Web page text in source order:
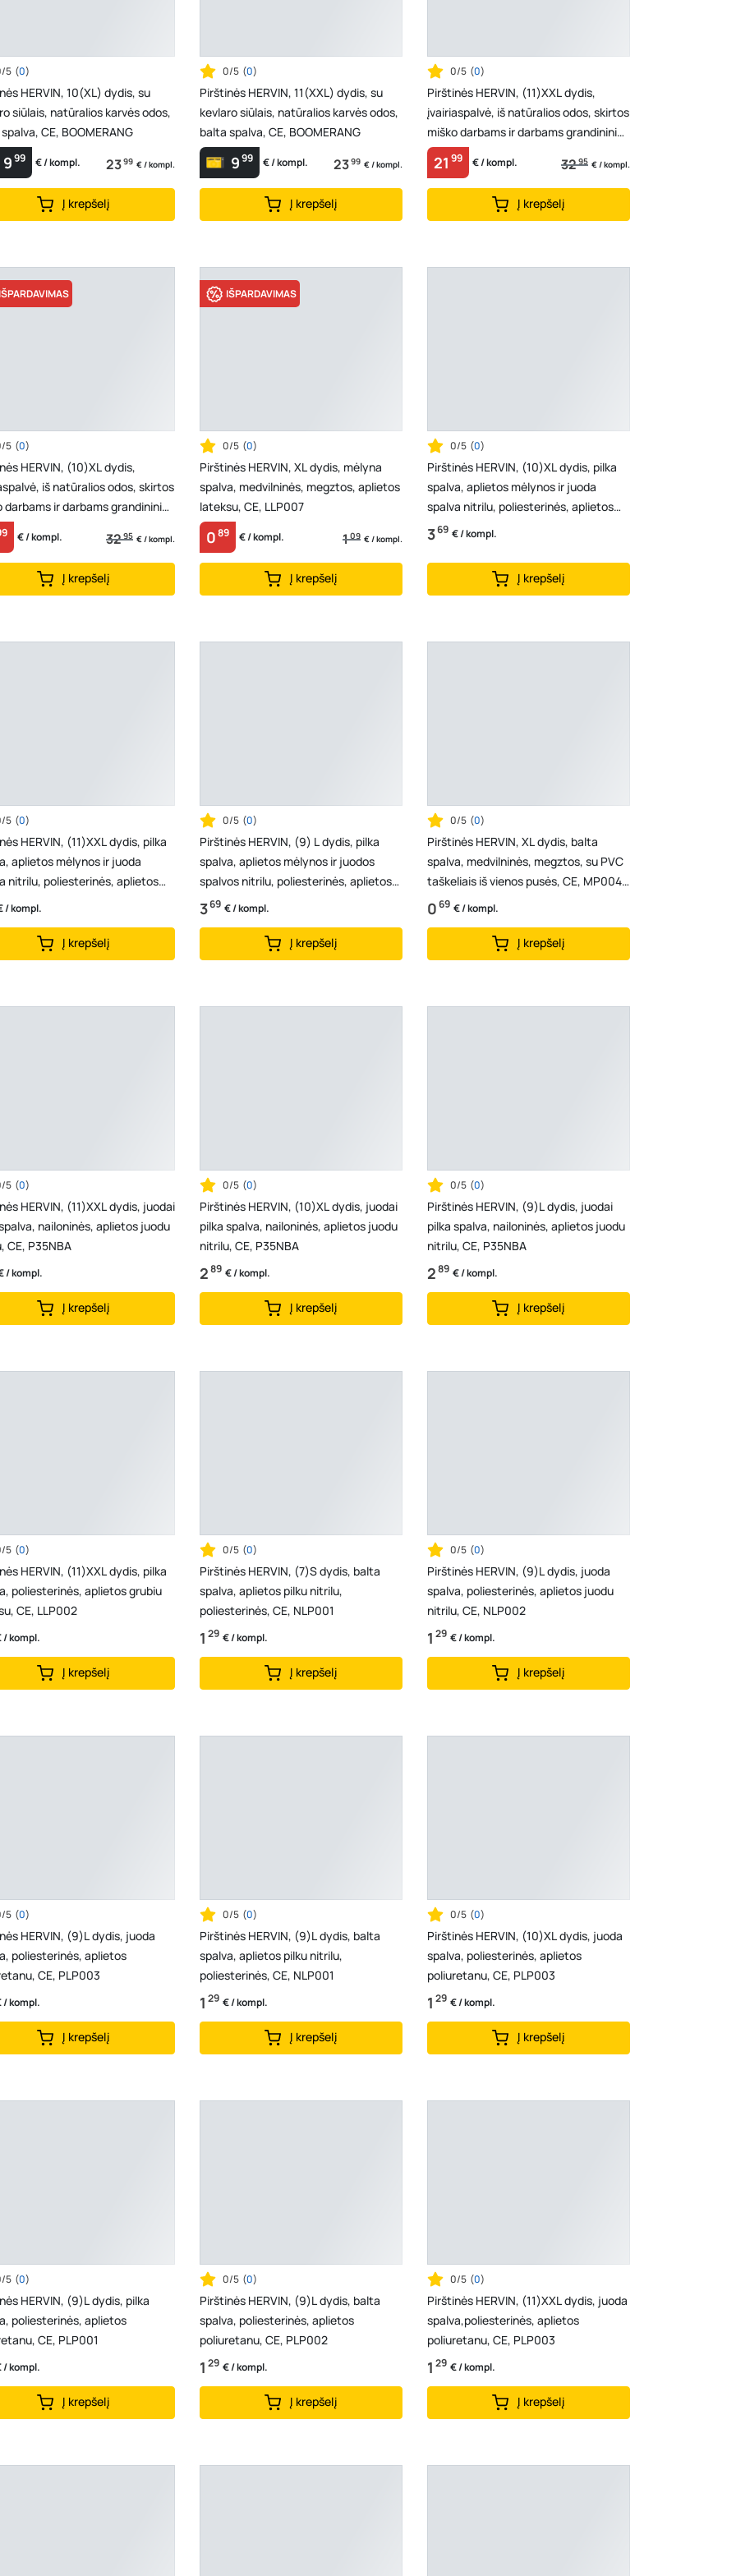
5 (0)
HERVIN, 10(XL) dydis, su
siūlais, natūralios karvės odos,
CE, BOOMERANG
999 € / kompl. 2399 € / kompl.
Į krepšelį
0/5 (0)
Pirštinės HERVIN, 11(XXL) dydis, su
kevlaro siūlais, natūralios karvės odos,
balta spalva, CE, BOOMERANG
999 € / kompl. 2399 € / kompl.
Į krepšelį
0/5 (0)
Pirštinės HERVIN, (11)XXL dydis,
įvairiaspalvė, iš natūralios odos, skirtos
miško darbams ir darbams grandininiu
pjūklu,...
21 99 € / kompl. 3295 € / kompl.
Į krepšelį
IŠPARDAVIMAS
5 (0)
HERVIN, (10)XL dydis,
iš natūralios odos, skirtos
darbams ir darbams grandininiu
...
€ / kompl. 3295 € / kompl.
Į krepšelį
IŠPARDAVIMAS
0/5 (0)
Pirštinės HERVIN, XL dydis, mėlyna
spalva, medvilninės, megztos, aplietos
lateksu, CE, LLP007
089 € / kompl. 109 € / kompl.
Į krepšelį
0/5 (0)
Pirštinės HERVIN, (10)XL dydis, pilka
spalva, aplietos mėlynos ir juoda
spalva nitrilu, poliesterinės, aplietos
dvigubo ...
369 € / kompl.
Į krepšelį
5 (0)
HERVIN, (11)XXL dydis, pilka
aplietos mėlynos ir juoda
nitrilu, poliesterinės, aplietos
/ kompl.
Į krepšelį
0/5 (0)
Pirštinės HERVIN, (9) L dydis, pilka
spalva, aplietos mėlynos ir juodos
spalvos nitrilu, poliesterinės, aplietos
dvigubo...
369 € / kompl.
Į krepšelį
0/5 (0)
Pirštinės HERVIN, XL dydis, balta
spalva, medvilninės, megztos, su PVC
taškeliais iš vienos pusės, CE, MP004
(58g)
069 € / kompl.
Į krepšelį
5 (0)
HERVIN, (11)XXL dydis, juodai
nailoninės, aplietos juodu
CE, P35NBA
/ kompl.
Į krepšelį
0/5 (0)
Pirštinės HERVIN, (10)XL dydis, juodai
pilka spalva, nailoninės, aplietos juodu
nitrilu, CE, P35NBA
289 € / kompl.
Į krepšelį
0/5 (0)
Pirštinės HERVIN, (9)L dydis, juodai
pilka spalva, nailoninės, aplietos juodu
nitrilu, CE, P35NBA
289 € / kompl.
Į krepšelį
5 (0)
HERVIN, (11)XXL dydis, pilka
poliesterinės, aplietos grubiu
CE, LLP002
/ kompl.
Į krepšelį
0/5 (0)
Pirštinės HERVIN, (7)S dydis, balta
spalva, aplietos pilku nitrilu,
poliesterinės, CE, NLP001
1 29 € / kompl.
Į krepšelį
0/5 (0)
Pirštinės HERVIN, (9)L dydis, juoda
spalva, poliesterinės, aplietos juodu
nitrilu, CE, NLP002
1 29 € / kompl.
Į krepšelį
5 (0)
HERVIN, (9)L dydis, juoda
poliesterinės, aplietos
CE, PLP003
/ kompl.
Į krepšelį
0/5 (0)
Pirštinės HERVIN, (9)L dydis, balta
spalva, aplietos pilku nitrilu,
poliesterinės, CE, NLP001
1 29 € / kompl.
Į krepšelį
0/5 (0)
Pirštinės HERVIN, (10)XL dydis, juoda
spalva, poliesterinės, aplietos
poliuretanu, CE, PLP003
1 29 € / kompl.
Į krepšelį
5 (0)
HERVIN, (9)L dydis, pilka
poliesterinės, aplietos
CE, PLP001
/ kompl.
Į krepšelį
0/5 (0)
Pirštinės HERVIN, (9)L dydis, balta
spalva, poliesterinės, aplietos
poliuretanu, CE, PLP002
1 29 € / kompl.
Į krepšelį
0/5 (0)
Pirštinės HERVIN, (11)XXL dydis, juoda
spalva,poliesterinės, aplietos
poliuretanu, CE, PLP003
1 29 € / kompl.
Į krepšelį